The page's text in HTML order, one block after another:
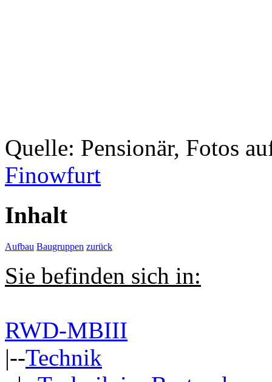
Quelle: Pensionär, Fotos
Finowfurt
Inhalt
Aufbau Baugruppen zurück
Sie befinden sich in:
RWD-MBIII
|--Technik